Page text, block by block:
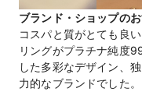
た。
細やかなサービスがあ
また、他のお店では、
いをしたのですが、こ
なかったので、気持ち
ブランド・ショップの
コスパと質がとても良い
リングがプラチナ純度
した多彩なデザイン、
力的なブランドでした